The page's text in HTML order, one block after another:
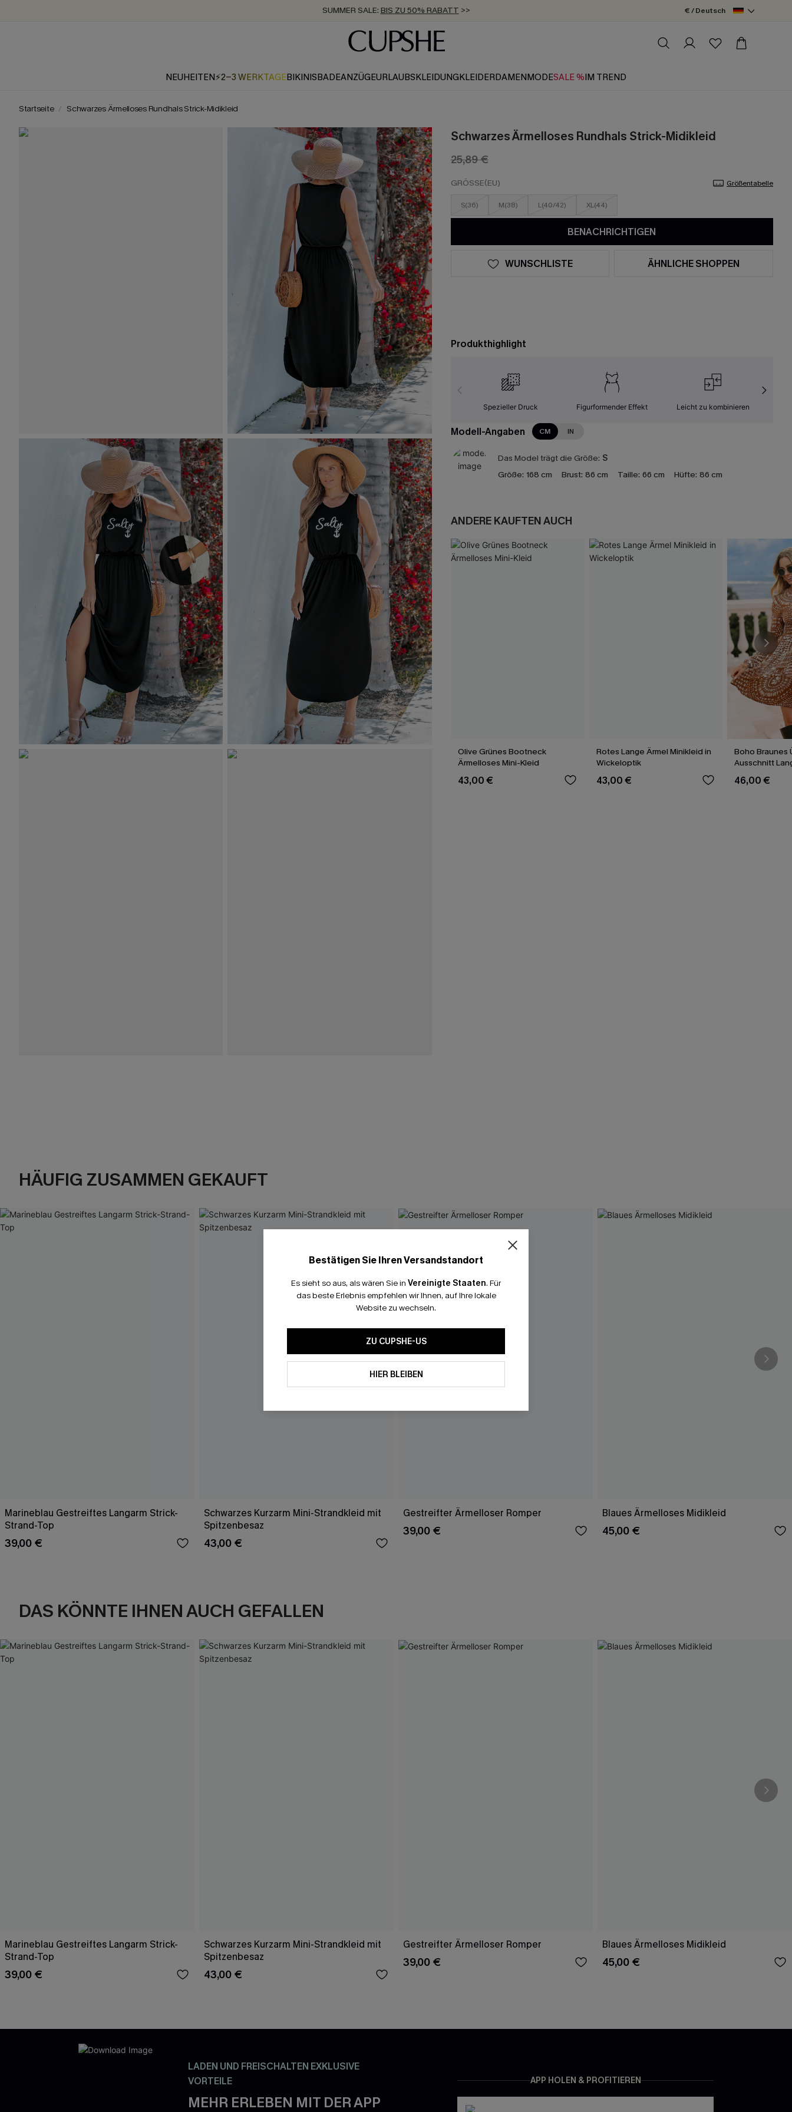
SUMMER SALE: BIS ZU 50% RABATT >>
ZUM NEWSLETTER:BIS ZU -20% EXTRA ERHALTEN
KOSTENLOSER VERSAND AB 89 €
€ / Deutsch
NEUHEITEN⚡2-3 WERKTAGEBIKINISBADEANZÜGEURLAUBSKLEIDUNGKLEIDERDAMENMODESALE %IM TREND
Startseite Schwarzes Ärmelloses Rundhals Strick-Midikleid
Schwarzes Ärmelloses Rundhals Strick-Midikleid
25,89 €
GRÖSSE(EU) Größentabelle
S(36) M(38) L(40/42) XL(44)
BENACHRICHTIGEN
WUNSCHLISTE ÄHNLICHE SHOPPEN
Produkthighlight
Spezieller Druck Figurformender Effekt Leicht zu kombinieren
Modell-Angaben CM IN
Das Model trägt die Größe: S
Größe: 168 cm Brust: 86 cm Taille: 66 cm Hüfte: 86 cm
ANDERE KAUFTEN AUCH
Olive Grünes Bootneck
Ärmelloses Mini-Kleid
43,00 €
Rotes Lange Ärmel Minikleid in
Wickeloptik
43,00 €
Boho Braunes
Ausschnitt
Minikleid
46,00 €
HÄUFIG ZUSAMMEN GEKAUFT
Marineblau Gestreiftes Langarm Strick-
Strand-Top
39,00 €
Schwarzes Kurzarm Mini-Strandkleid mit
Spitzenbesaz
43,00 €
Gestreifter Ärmelloser Romper
39,00 €
Blaues Ärmelloses Midikleid
45,00 €
DAS KÖNNTE IHNEN AUCH GEFALLEN
Marineblau Gestreiftes Langarm Strick-
Strand-Top
39,00 €
Schwarzes Kurzarm Mini-Strandkleid mit
Spitzenbesaz
43,00 €
Gestreifter Ärmelloser Romper
39,00 €
Blaues Ärmelloses Midikleid
45,00 €
LADEN UND FREISCHALTEN EXKLUSIVE
VORTEILE
MEHR ERLEBEN MIT DER APP
APP HOLEN & PROFITIEREN
Bestätigen Sie Ihren Versandstandort
Es sieht so aus, als wären Sie in Vereinigte Staaten. Für
das beste Erlebnis empfehlen wir Ihnen, auf Ihre lokale
Website zu wechseln.
ZU CUPSHE-US
HIER BLEIBEN